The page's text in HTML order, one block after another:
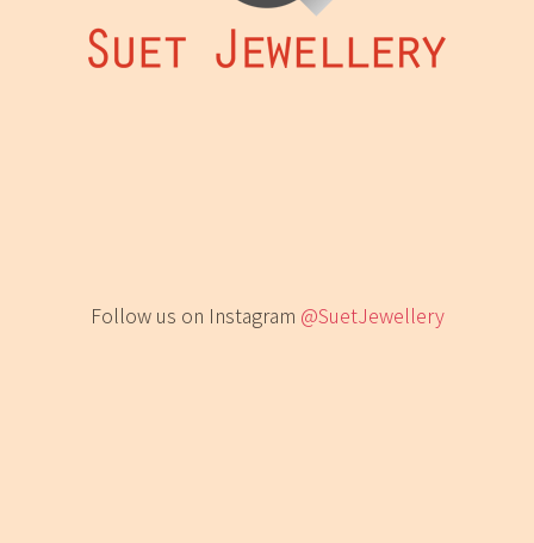
Follow us on Instagram @SuetJewellery